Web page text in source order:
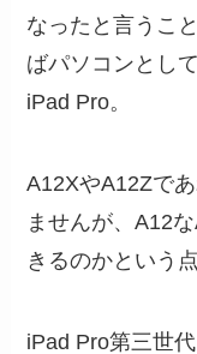
なったと言うこ
ばパソコンとし
iPad Pro。
A12XやA12Zで
ませんが、A12
きるのかという
iPad Pro第三世